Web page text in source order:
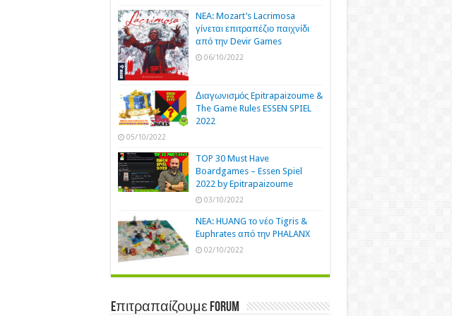
NEA: Mozart’s Lacrimosa
γίνεται επιτραπέζιο παιχνίδι
από την Devir Games
06/10/2022
Διαγωνισμός Epitrapaizoume &
The Game Rules ESSEN SPIEL
2022
05/10/2022
TOP 30 Must Have
Boardgames – Essen Spiel
2022 by Epitrapaizoume
03/10/2022
NEA: HUANG το νέο Tigris &
Euphrates από την PHALANX
02/10/2022
Eπιτραπαίζουμε Forum